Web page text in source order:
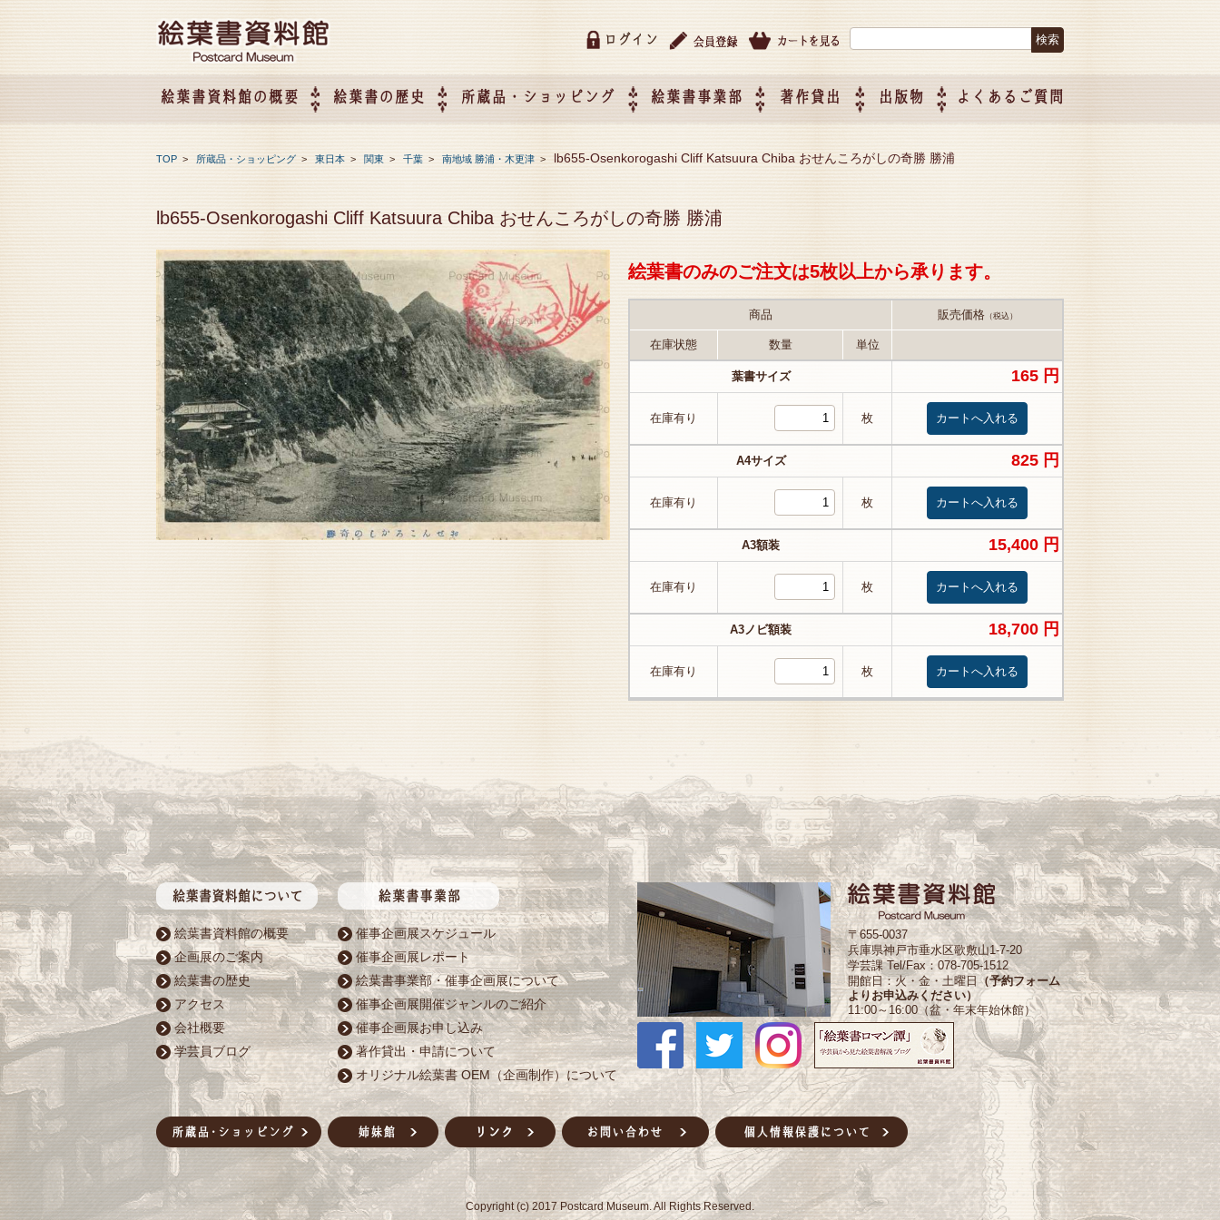
ログイン
絵葉書資料館の概要 絵葉書の歴史 所蔵品・ショッピング 絵葉書事業部
て
作）について
著作貸出 出版物 よくあるご質問
TOP > 所蔵品・ショッピング > 東日本 > 関東 > 千葉 > 南地域 勝浦・木更津 > lb655-Osenkorogashi Cliff Katsuura Chiba おせんころがしの奇勝 勝浦
lb655-Osenkorogashi Cliff Katsuura Chiba おせんころがしの奇勝 勝浦
絵葉書のみのご注文は5枚以上から承ります。
商品 販売価格（税込）
在庫状態 数量 単位
葉書サイズ 165 円
在庫有り 枚
A4サイズ 825 円
在庫有り 枚
A3額装 15,400 円
在庫有り 枚
A3ノビ額装 18,700 円
在庫有り 枚
絵葉書資料館の概要
企画展のご案内
絵葉書の歴史
アクセス
会社概要
学芸員ブログ
催事企画展スケジュール
催事企画展レポート
絵葉書事業部・催事企画展について
催事企画展開催ジャンルのご紹介
催事企画展お申し込み
著作貸出・申請について
オリジナル絵葉書 OEM（企画制作）について
〒655-0037
兵庫県神戸市垂水区歌敷山1-7-20
学芸課 Tel/Fax：078-705-1512
開館日：火・金・土曜日 （予約フォーム
よりお申込みください）
11:00～16:00（盆・年末年始休館）
Copyright (c) 2017 Postcard Museum. All Rights Reserved.